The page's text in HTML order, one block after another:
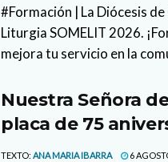
#Formación | La Diócesis
Liturgia SOMELIT 2026.
mejora tu servicio en la
Nuestra Señora
placa de 75
TEXTO: ANA MARIA IBARRA 6